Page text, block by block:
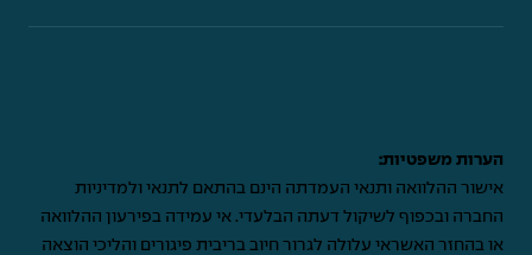
הערות משפטיות:
אישור ההלוואה ותנאי העמדתה הינם בהתאם לתנאי ולמדיניות
החברה ובכפוף לשיקול דעתה הבלעדי. אי עמידה בפירעון ההלוואה
או בהחזר האשראי עלולה לגרור חיוב בריבית פיגורים והליכי הוצאה